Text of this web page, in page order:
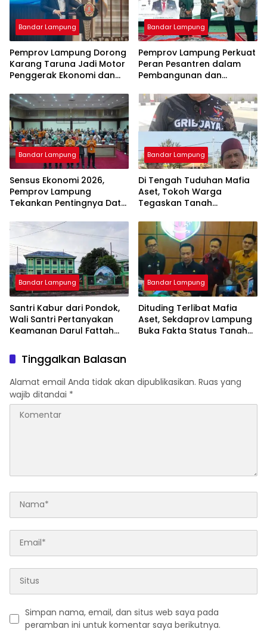
Bandar Lampung
Pemprov Lampung Dorong
Karang Taruna Jadi Motor
Penggerak Ekonomi dan
Bandar Lampung
Pemprov Lampung Perkuat
Peran Pesantren dalam
Pembangunan dan
Bandar Lampung
Sensus Ekonomi 2026,
Pemprov Lampung
Tekankan Pentingnya Data
Tepat Sasaran
Bandar Lampung
Di Tengah Tuduhan Mafia
Aset, Tokoh Warga
Tegaskan Tanah
Kini Dibangun SPBU Haji
Suef
Bandar Lampung
Santri Kabur dari Pondok,
Wali Santri Pertanyakan
Keamanan Darul Fattah
Bandar Lampung
Dituding Terlibat Mafia
Aset, Sekdaprov Lampung
Buka Fakta Status Tanah
Tinggalkan Balasan
Alamat email Anda tidak akan dipublikasikan. Ruas yang
wajib ditandai *
Simpan nama, email, dan situs web saya pada
peramban ini untuk komentar saya berikutnya.